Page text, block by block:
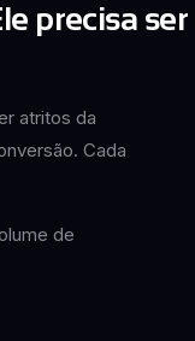
precisa ser
atritos da
Cada
de